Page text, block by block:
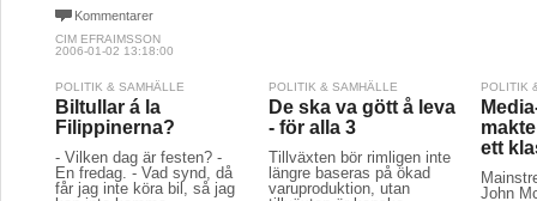
Kommentarer
CIM EFRAIMSSON
2006-01-02 13:18:00
POLITIK & SAMHÄLLE
Biltullar á la
Filippinerna?
- Vilken dag är festen? -
En fredag. - Vad synd, då
får jag inte köra bil, så jag
POLITIK & SAMHÄLLE
De ska va gött å leva
- för alla 3
Tillväxten bör rimligen inte
längre baseras på ökad
varuproduktion, utan
POLITIK
ett
John